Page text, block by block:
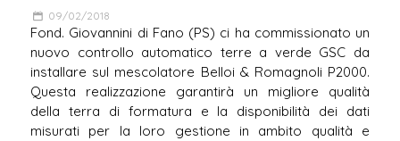
09/02/2018
Fond. Giovannini di Fano (PS) ci ha commissionato un
nuovo controllo automatico terre a verde GSC da
installare sul mescolatore Belloi & Romagnoli P2000.
Questa realizzazione garantirà un migliore qualità
della terra di formatura e la disponibilità dei dati
misurati per la loro gestione in ambito qualità e